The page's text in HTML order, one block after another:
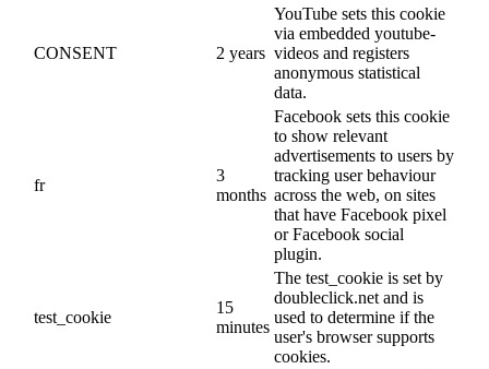
CONSENT 2 years
YouTube sets this cookie
via embedded youtube-
videos and registers
anonymous statistical
data.
fr
3
months
Facebook sets this cookie
to show relevant
advertisements to users by
tracking user behaviour
across the web, on sites
that have Facebook pixel
or Facebook social
plugin.
test_cookie
15
minutes
The test_cookie is set by
doubleclick.net and is
used to determine if the
user's browser supports
cookies.